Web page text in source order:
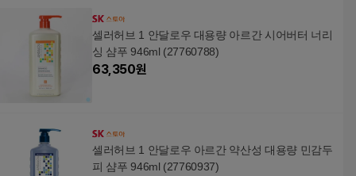
셀러허브 1 안달로우 대용량 아르간 시어버터 너리
싱 샴푸 946ml (27760788)
63,350원
셀러허브 1 안달로우 아르간 약산성 대용량 민감두
피 샴푸 946ml (27760937)